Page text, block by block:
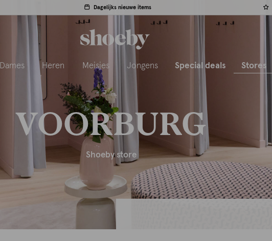
Dagelijks nieuwe items
Dames Heren Meisjes Jongens Special deals Stores
VOORBURG
Shoeby store